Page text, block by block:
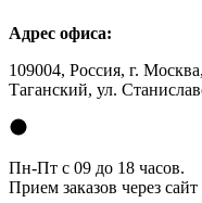
Адрес офиса:
109004, Россия, г.
Таганский, ул.
Пн-Пт с 09 до 18 часов.
Прием заказов через